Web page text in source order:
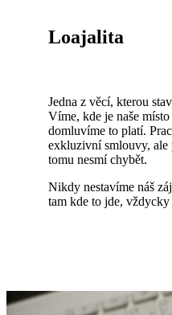
Loajalita
Jedna z věcí, kterou
Víme, kde je naše
domluvíme to platí.
exkluzivní smlouvy, ale
tomu nesmí chybět.
Nikdy nestavíme náš
tam kde to jde, vždycky